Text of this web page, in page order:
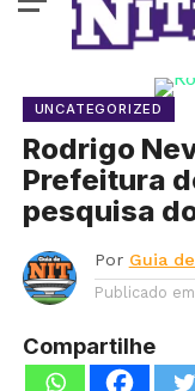
UNCATEGORIZED
Rodrigo
Prefeitura
pesquisa
Por Guia
Publicado em
Compartilhe